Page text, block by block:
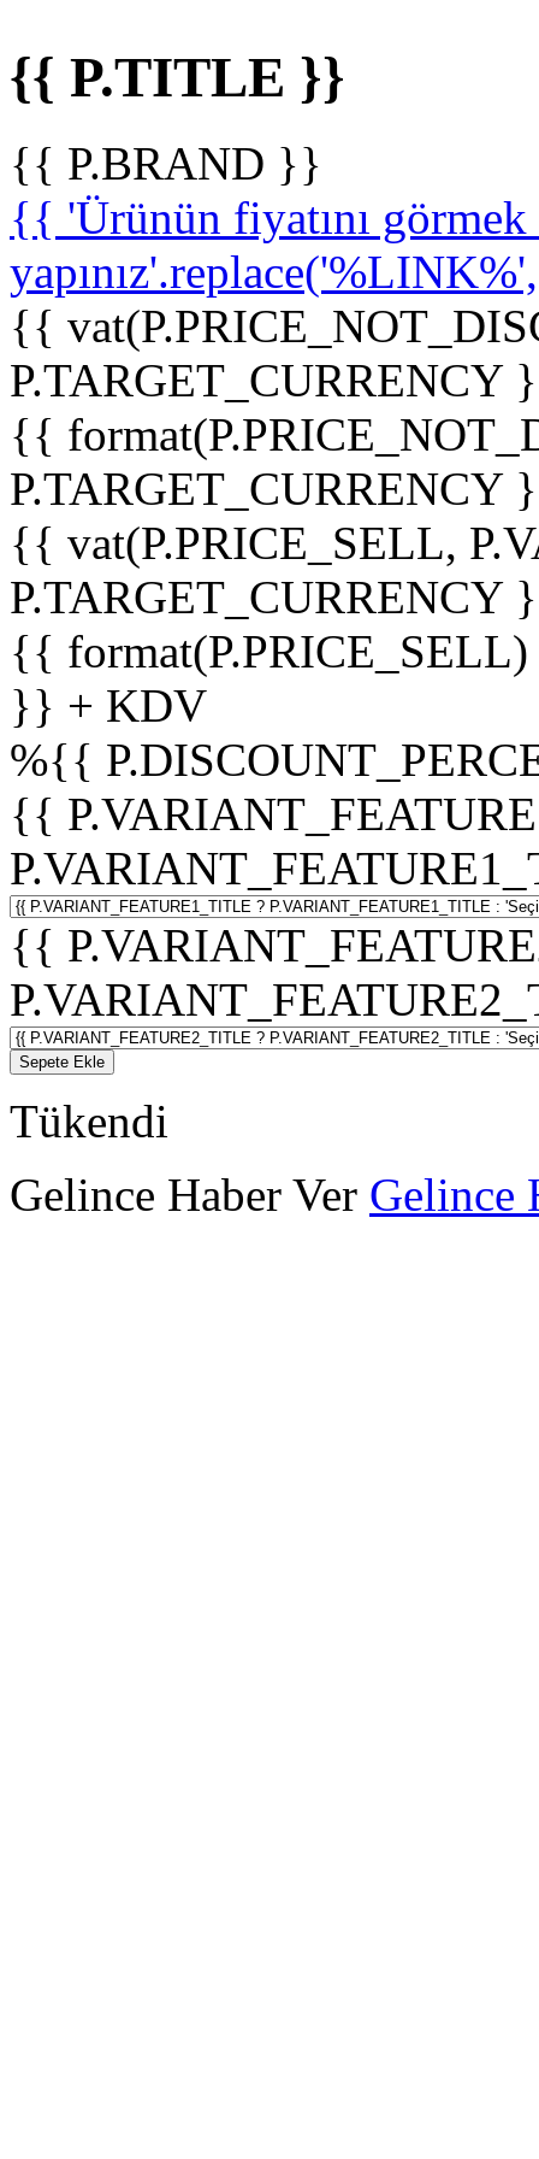
{{ P.TITLE }}
{{ P.BRAND }}
{{ 'Ürünün fiyatını
{{
P.TARGET_CURRENCY
{{
P.TARGET_CURRENCY
{{ vat(P.PRICE_SELL,
P.TARGET_CURRENCY
{{
}} + KDV
%{{
{{
{{
Sepete Ekle
Tükendi
Gelince Haber Ver Gelince